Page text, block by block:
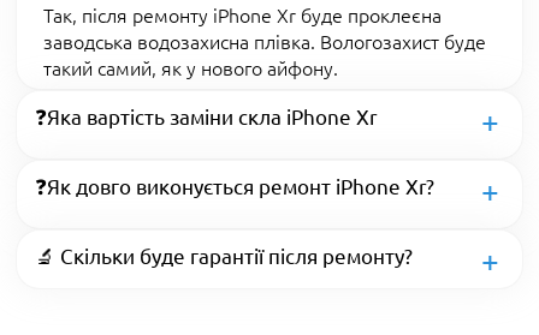
Так, після ремонту iPhone Xr буде проклеєна
заводська водозахисна плівка. Вологозахист буде
такий самий, як у нового айфону.
❓Яка вартість заміни скла iPhone Xr
❓Як довго виконується ремонт iPhone Xr?
🔬 Скільки буде гарантії після ремонту?